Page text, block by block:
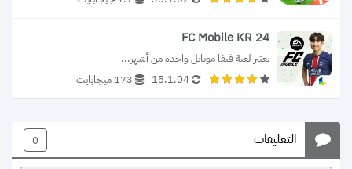
FC Mobile KR 24
تعتبر لعبة فيفا موبايل واحدة من أشهر...
15.1.04
173 ميجابايت
التعليقات 0